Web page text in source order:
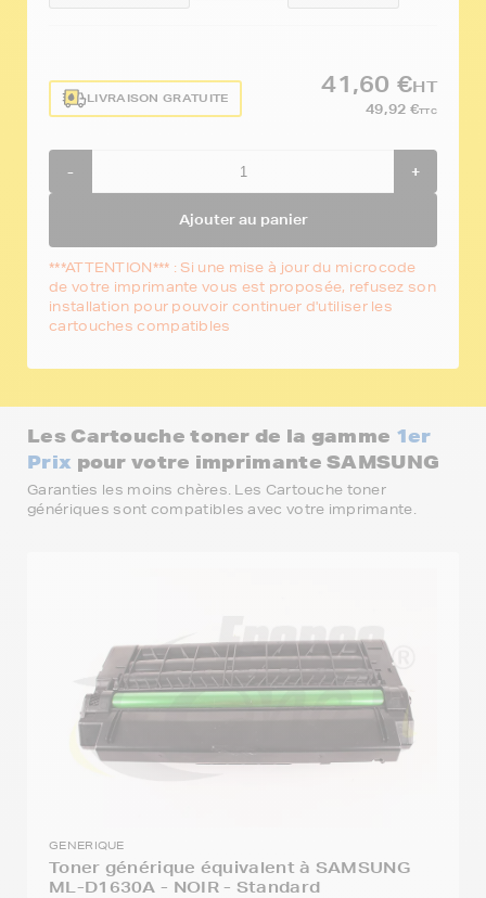
LIVRAISON GRATUITE
41,60 €HT
49,92 €TTC
- +
Ajouter au panier
***ATTENTION*** : Si une mise à jour du microcode
de votre imprimante vous est proposée, refusez son
installation pour pouvoir continuer d'utiliser les
cartouches compatibles
Les Cartouche toner de la gamme 1er
Prix pour votre imprimante SAMSUNG
Garanties les moins chères. Les Cartouche toner
génériques sont compatibles avec votre imprimante.
GENERIQUE
Toner générique équivalent à SAMSUNG
ML-D1630A - NOIR - Standard